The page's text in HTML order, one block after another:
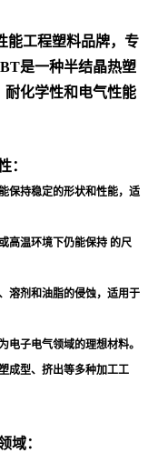
能工程塑料品牌，专
是一种半结晶热塑
耐化学性和电气性能
：
保持稳定的形状和性能，适
高温环境下仍能保持 的尺
溶剂和油脂的侵蚀，适用于
电子电气领域的理想材料。
成型、挤出等多种加工工
域：